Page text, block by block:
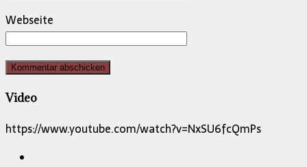
Webseite
Video
https://www.youtube.com/watch?v=NxSU6fcQmPs